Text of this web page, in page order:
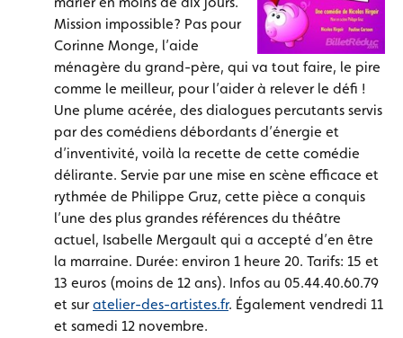
Mission impossible? Pas pour
Corinne Monge, l’aide
ménagère du grand-père, qui va tout faire, le pire
comme le meilleur, pour l’aider à relever le défi !
Une plume acérée, des dialogues percutants servis
par des comédiens débordants d’énergie et
d’inventivité, voilà la recette de cette comédie
délirante. Servie par une mise en scène efficace et
rythmée de Philippe Gruz, cette pièce a conquis
l’une des plus grandes références du théâtre
actuel, Isabelle Mergault qui a accepté d’en être
la marraine. Durée: environ 1 heure 20. Tarifs: 15 et
13 euros (moins de 12 ans). Infos au 05.44.40.60.79
et suratelier-des-artistes.fr. Également vendredi 11
et samedi 12 novembre.